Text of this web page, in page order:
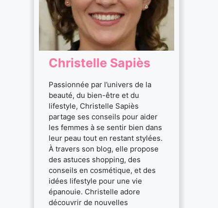
Christelle Sapiès
Passionnée par l’univers de la
beauté, du bien-être et du
lifestyle, Christelle Sapiès
partage ses conseils pour aider
les femmes à se sentir bien dans
leur peau tout en restant stylées.
À travers son blog, elle propose
des astuces shopping, des
conseils en cosmétique, et des
idées lifestyle pour une vie
épanouie. Christelle adore
découvrir de nouvelles